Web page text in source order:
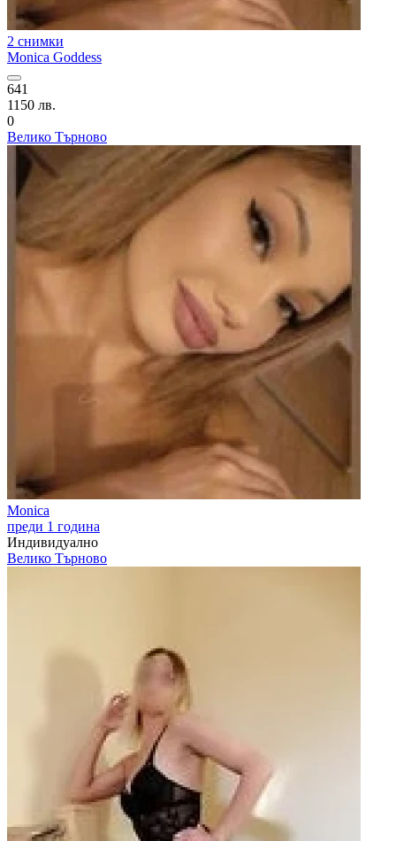
2 снимки
Monica Goddess
641
1150 лв.
0
Велико Търново
Monica
преди 1 година
Индивидуално
Велико Търново